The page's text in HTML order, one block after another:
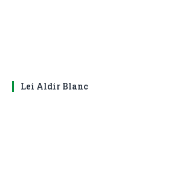
Lei Aldir Blanc